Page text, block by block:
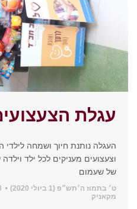
עגלת
העגלה נותנת חיוך ושמחה
וצעצועים מעניקים לכל ילד
של שעמום
ט׳ בתמוז ה׳תש״פ (1 ביולי 2020)
מקאניק